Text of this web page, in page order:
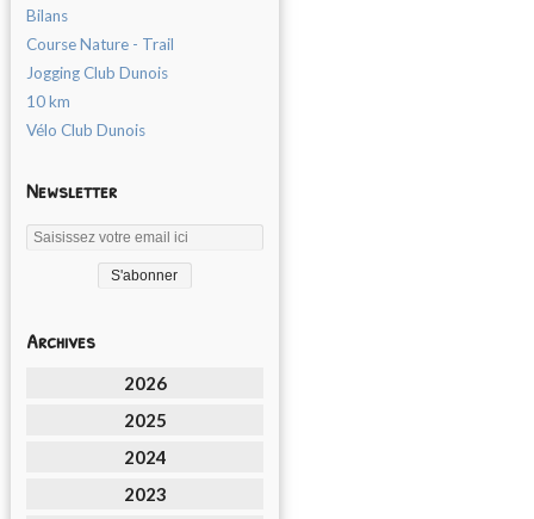
Bilans
Course Nature - Trail
Jogging Club Dunois
10 km
Vélo Club Dunois
Newsletter
Archives
2026
2025
2024
2023